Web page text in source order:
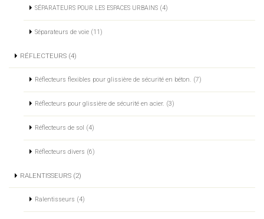
SÉPARATEURS POUR LES ESPACES URBAINS (4)
Séparateurs de voie (11)
RÉFLECTEURS (4)
Réflecteurs flexibles pour glissière de sécurité en béton. (7)
Réflecteurs pour glissière de sécurité en acier. (3)
Réflecteurs de sol (4)
Réflecteurs divers (6)
RALENTISSEURS (2)
Ralentisseurs (4)